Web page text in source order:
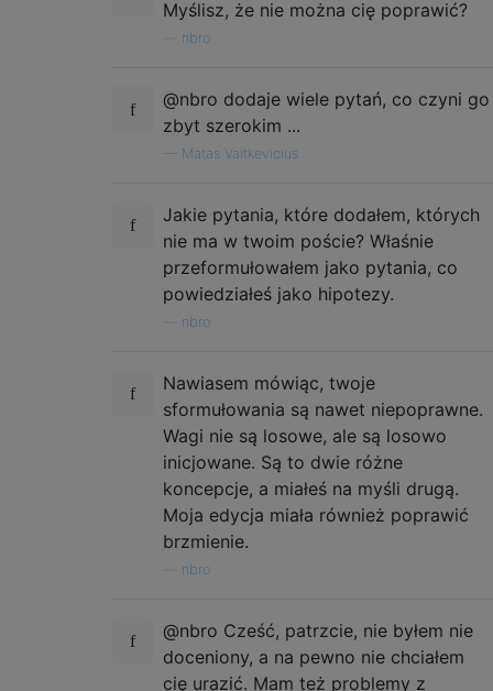
Myślisz, że nie można cię poprawić?
nbro
@nbro dodaje wiele pytań, co czyni go
zbyt szerokim ...
Matas Vaitkevicius
Jakie pytania, które dodałem, których
nie ma w twoim poście? Właśnie
przeformułowałem jako pytania, co
powiedziałeś jako hipotezy.
nbro
Nawiasem mówiąc, twoje
sformułowania są nawet niepoprawne.
Wagi nie są losowe, ale są losowo
inicjowane. Są to dwie różne
koncepcje, a miałeś na myśli drugą.
Moja edycja miała również poprawić
brzmienie.
nbro
@nbro Cześć, patrzcie, nie byłem nie
doceniony, a na pewno nie chciałem
cię urazić. Mam też problemy z